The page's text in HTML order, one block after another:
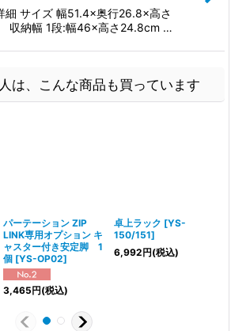
細 サイズ 幅51.4×奥行26.8×高さ
納幅 1段:幅46×高さ24.8cm …
は、こんな商品も買っています
パーテーション ZIP
LINK専用オプション キ
ャスター付き安定脚 1
個 [YS-OP02]
3,465円(税込)
卓上ラック [YS-
150/151]
6,992円(税込)